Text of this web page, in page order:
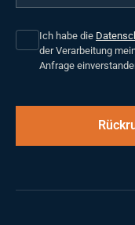
Ich habe die
der Verarbeitung
Anfrage